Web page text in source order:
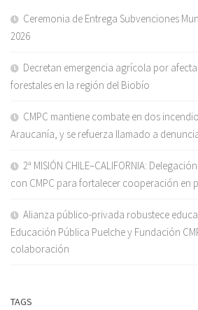
Ceremonia de Entrega Subvenciones
2026
Decretan emergencia agrícola por
forestales en la región del Biobío
CMPC mantiene combate en dos
Araucanía, y se refuerza llamado a
2ª MISIÓN CHILE–CALIFORNIA:
con CMPC para fortalecer cooperación en
Alianza público-privada robustece
Educación Pública Puelche y Fundación
colaboración
TAGS